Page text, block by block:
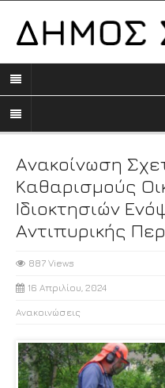
Ανακοίνωση
Καθαρισμούς
Ιδιοκτησιών
Αντιπυρικής
887 Views
16 Απριλίου, 2024
Ανακοινώσεις